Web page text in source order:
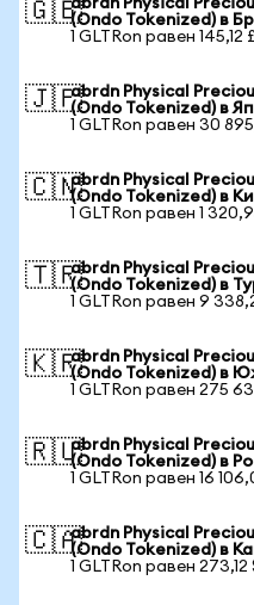
🇬🇧abrdn Physical
(Ondo Tokenized) в
1 GLTRon равен 145,12 £
🇯🇵abrdn Physical
(Ondo Tokenized) в
1 GLTRon равен 30
🇨🇳abrdn Physical
(Ondo Tokenized) в
1 GLTRon равен 1
🇹🇷abrdn Physical
(Ondo Tokenized) в
1 GLTRon равен 9
🇰🇷abrdn Physical
(Ondo Tokenized) в
1 GLTRon равен 275
🇷🇺abrdn Physical
(Ondo Tokenized) в
1 GLTRon равен 16
🇨🇦abrdn Physical
(Ondo Tokenized) в
1 GLTRon равен 273,12